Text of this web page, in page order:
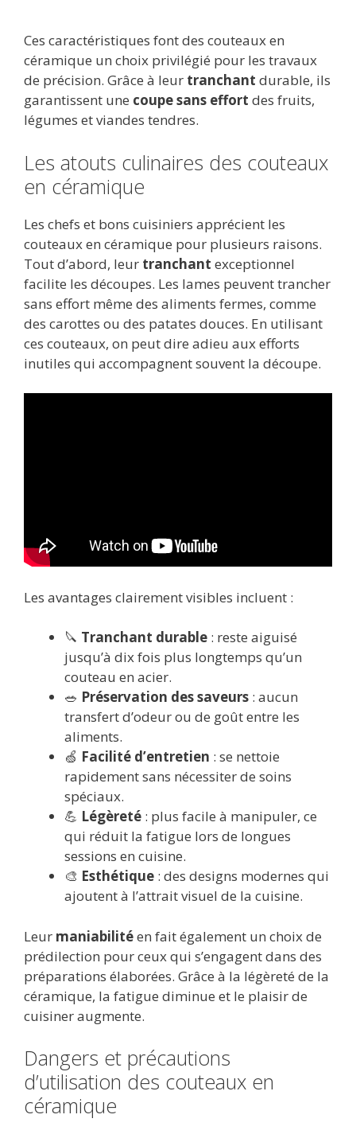
Ces caractéristiques font des couteaux en
céramique un choix privilégié pour les travaux
de précision. Grâce à leur tranchant durable, ils
garantissent une coupe sans effort des fruits,
légumes et viandes tendres.
Les atouts culinaires des couteaux
en céramique
Les chefs et bons cuisiniers apprécient les
couteaux en céramique pour plusieurs raisons.
Tout d’abord, leur tranchant exceptionnel
facilite les découpes. Les lames peuvent trancher
sans effort même des aliments fermes, comme
des carottes ou des patates douces. En utilisant
ces couteaux, on peut dire adieu aux efforts
inutiles qui accompagnent souvent la découpe.
Les avantages clairement visibles incluent :
🔪 Tranchant durable : reste aiguisé
jusqu’à dix fois plus longtemps qu’un
couteau en acier.
🥗 Préservation des saveurs : aucun
transfert d’odeur ou de goût entre les
aliments.
🍏 Facilité d’entretien : se nettoie
rapidement sans nécessiter de soins
spéciaux.
💪 Légèreté : plus facile à manipuler, ce
qui réduit la fatigue lors de longues
sessions en cuisine.
🎨 Esthétique : des designs modernes qui
ajoutent à l’attrait visuel de la cuisine.
Leur maniabilitéen fait également un choix de
prédilection pour ceux qui s’engagent dans des
préparations élaborées. Grâce à la légèreté de la
céramique, la fatigue diminue et le plaisir de
cuisiner augmente.
Dangers et précautions
d’utilisation des couteaux en
céramique